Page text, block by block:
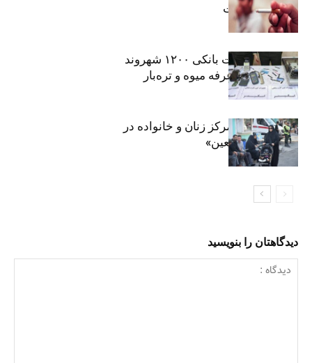
موادمخدر است
افشای اطلاعات بانکی ۱۲۰۰ شهروند
تهرانی در یک غرفه میوه و تره‌بار
روایت حضور مرکز زنان و خانواده در
«جاماندگان اربعین»
دیدگاهتان را بنویسید